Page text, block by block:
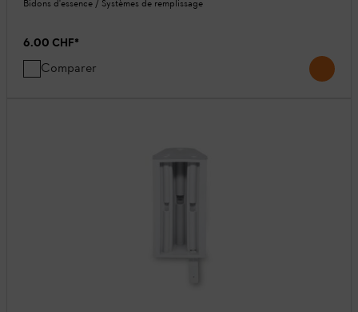
Bidons d'essence / Systèmes de remplissage
6.00 CHF*
Comparer